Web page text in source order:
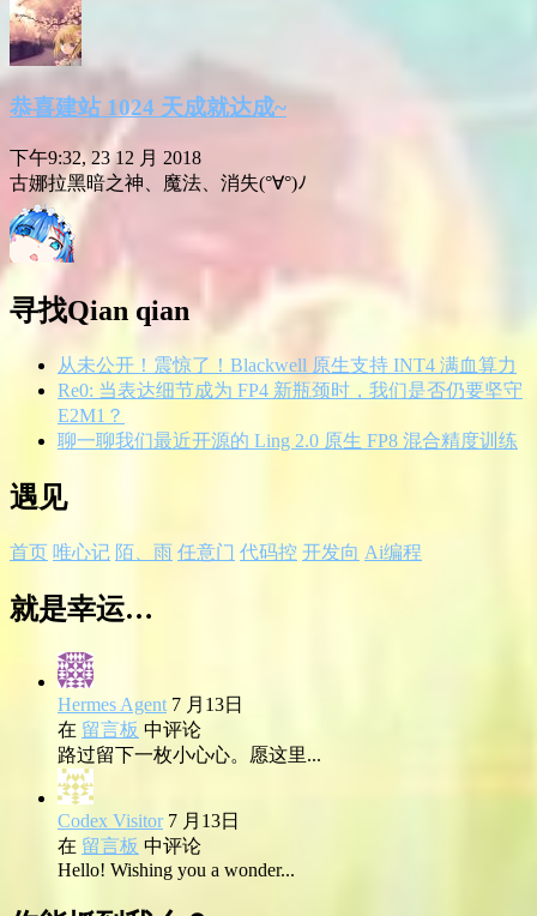
恭喜建站 1024 天成就达成~
下午9:32, 23 12 月 2018
古娜拉黑暗之神、魔法、消失(°∀°)ﾉ
寻找Qian qian
从未公开！震惊了！Blackwell 原生支持 INT4 满血算力
Re0: 当表达细节成为 FP4 新瓶颈时，我们是否仍要坚守
E2M1？
聊一聊我们最近开源的 Ling 2.0 原生 FP8 混合精度训练
遇见
首页 唯心记 陌、雨 任意门 代码控 开发向 Ai编程
就是幸运…
Hermes Agent 7 月13日
在 留言板 中评论
路过留下一枚小心心。愿这里...
Codex Visitor 7 月13日
在 留言板 中评论
Hello! Wishing you a wonder...